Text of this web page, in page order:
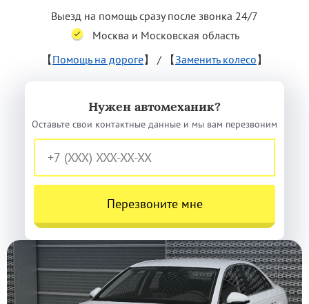
Выезд на помощь сразу после звонка 24/7
Москва и Московская область
【Помощь на дороге】 / 【Заменить колесо】
Нужен автомеханик?
Оставьте свои контактные данные и мы вам перезвоним
Перезвоните мне